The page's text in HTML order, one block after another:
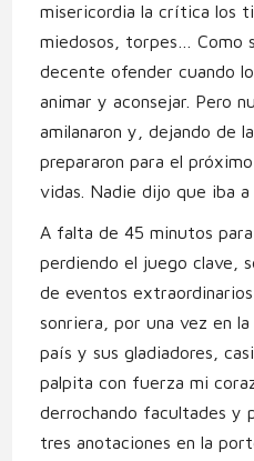
misericordia la crítica los
miedosos, torpes… Como
decente ofender cuando
animar y aconsejar. Pero
amilanaron y, dejando de
prepararon para el
vidas. Nadie dijo que iba a
A falta de 45 minutos
perdiendo el juego clave,
de eventos
sonriera, por una vez en
país y sus gladiadores,
palpita con fuerza mi
derrochando facultades y
tres anotaciones en la